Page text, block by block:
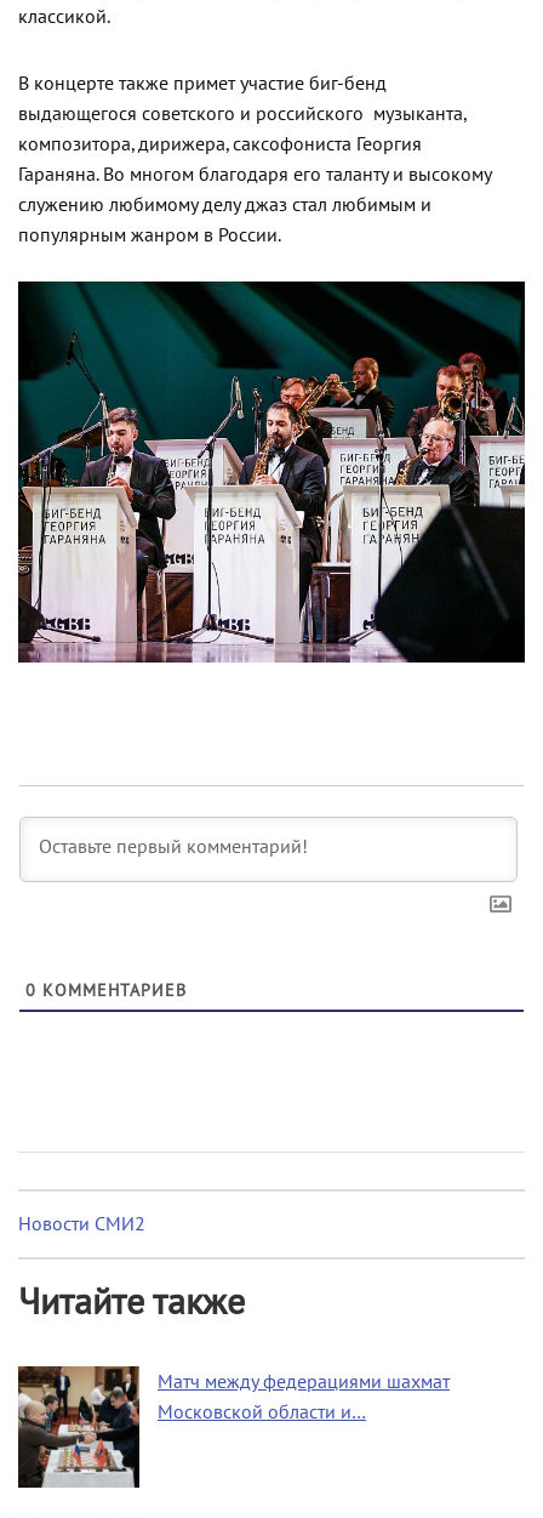
классикой.
В концерте также примет участие биг-бенд
выдающегося советского и российского музыканта,
композитора, дирижера, саксофониста Георгия
Гараняна. Во многом благодаря его таланту и высокому
служению любимому делу джаз стал любимым и
популярным жанром в России.
0 КОММЕНТАРИЕВ
Новости СМИ2
Читайте также
Матч между федерациями шахмат
Московской области и…